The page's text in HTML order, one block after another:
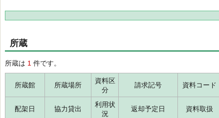
所蔵
所蔵は 1 件です。
所蔵館 所蔵場所
資料区
分
請求記号 資料コード
配架日 協力貸出
利用状
況
返却予定日 資料取扱